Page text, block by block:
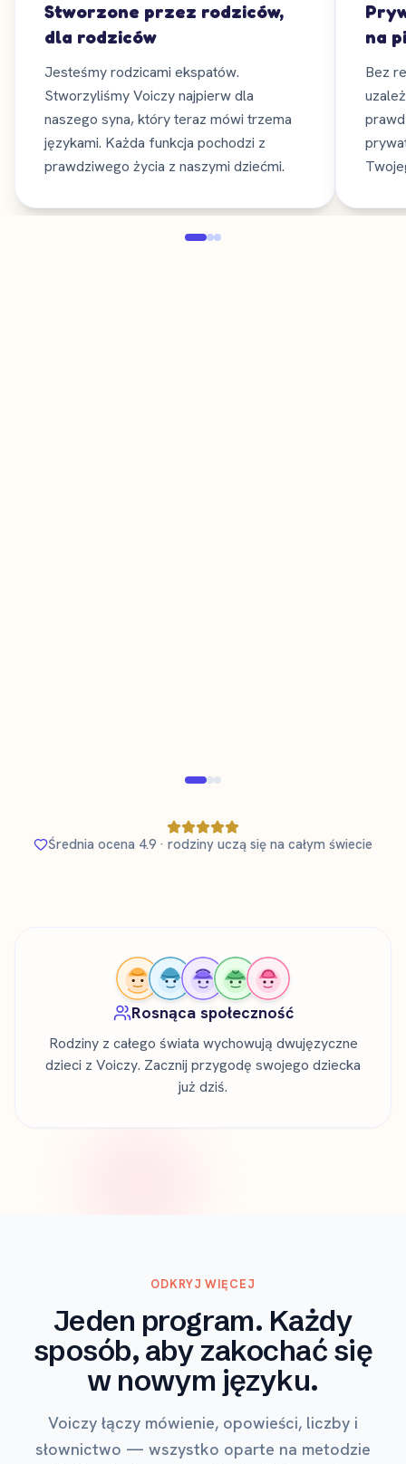
Stworzone przez rodziców,
dla rodziców
Jesteśmy rodzicami ekspatów.
Stworzyliśmy Voiczy najpierw dla
naszego syna, który teraz mówi trzema
językami. Każda funkcja pochodzi z
prawdziwego życia z naszymi dziećmi.
na
Bez
Średnia ocena 4.9 · rodziny uczą się na całym świecie
Rosnąca społeczność
Rodziny z całego świata wychowują dwujęzyczne
dzieci z Voiczy. Zacznij przygodę swojego dziecka
już dziś.
ODKRYJ WIĘCEJ
Jeden program. Każdy
sposób, aby zakochać się
w nowym języku.
Voiczy łączy mówienie, opowieści, liczby i
słownictwo — wszystko oparte na metodzie